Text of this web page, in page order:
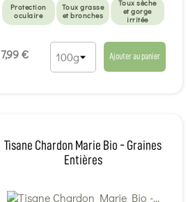
Protection
oculaire
Toux grasse
et bronches
Toux sèche
et gorge
irritée
Moustiques -
Piqûres
7,99 € Ajouter au panier
Tisane Chardon Marie Bio - Graines
Entières